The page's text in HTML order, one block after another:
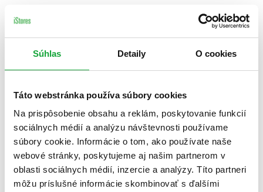
Súhlas Detaily O cookies
Táto webstránka používa súbory cookies
Na prispôsobenie obsahu a reklám, poskytovanie funkcií
sociálnych médií a analýzu návštevnosti používame
súbory cookie. Informácie o tom, ako používate naše
webové stránky, poskytujeme aj našim partnerom v
oblasti sociálnych médií, inzercie a analýzy. Títo partneri
môžu príslušné informácie skombinovať s ďalšími